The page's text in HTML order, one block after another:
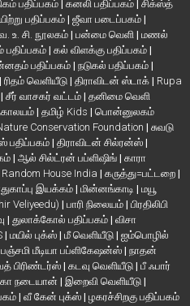
பதிப்பகம் | கனலி பதிப்பகம் | சிக்ஸ்த்
பதிப்பகம்| ஜீவா படைப்பகம் |
வ. உ. சி. நூலகம் | பன்மை வெளி | மணல்
பதிப்பகம் | கல் விளக்கு பதிப்பகம் |
பதிப்பகம்| நடுகல் பதிப்பகம் |
| ரிதம் வெளியீடு | திராவிடன் ஸ்டாக் | Rupa
| சீர் வாசகர் வட்டம் | தனிமை வெளி
| தமிழ் Kids | பொன்னுலகம்
Conservation Foundation | சுவடு
பதிப்பகம்| திராவிடன் சில்ரன்ஸ் |
| ஆல் சில்ட்ரன் பப்ளிஷிங் | காரா
House India | கருத்து=பட்டறை |
இயக்கம் | மின்னங்காடி | மயூ
Veliyeedu) | பாரி நிலையம் | பிரதிலிபி
| துலாக்கோல் பதிப்பகம் | விசா
| மயில் புக்ஸ் | மீ வெளியீடு | ஐம்பொழில்
பஞ்சமி மீடியா பப்ளிகேஷன்ஸ் | நாதன்
பிரிண்டர்ஸ் | கடவு வெளியீடு | பீ ஃபார்
நடையான் | இறைவி வெளியீடு |
| வீ கேன் புக்ஸ் | ழகரச்சிறகு பதிப்பகம்